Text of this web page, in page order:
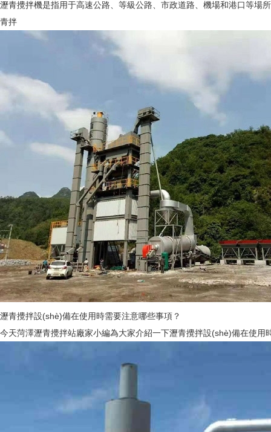
瀝青攪拌機是指用于高速公路、等級公路、市政道路、機場和港口等
青拌
瀝青攪拌設(shè)備在使用時需要注意哪些事項？
今天菏澤瀝青攪拌站廠家小編為大家介紹一下瀝青攪拌設(shè)備在使用時